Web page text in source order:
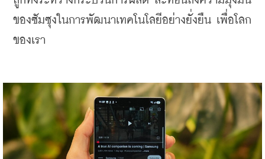
ของซัมซุงในการพัฒนาเทคโนโลยีอย่างยั่งยืน เพื่อโลก
ของเรา